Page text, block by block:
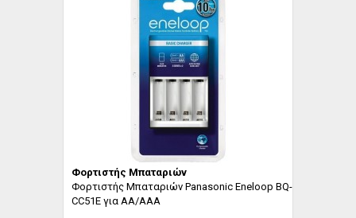
Φορτιστής Μπαταριών
Φορτιστής Μπαταριών Panasonic Eneloop BQ-
CC51E για AA/AAA